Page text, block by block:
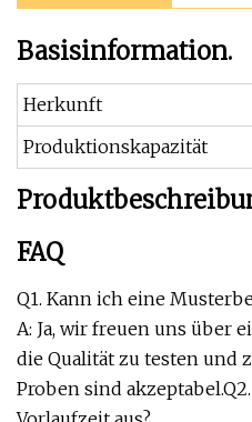
Basisinformation.
Herkunft
Produktionskapazität
FAQ
Q1. Kann ich eine
A: Ja, wir freuen uns über
die Qualität zu testen und
Proben sind